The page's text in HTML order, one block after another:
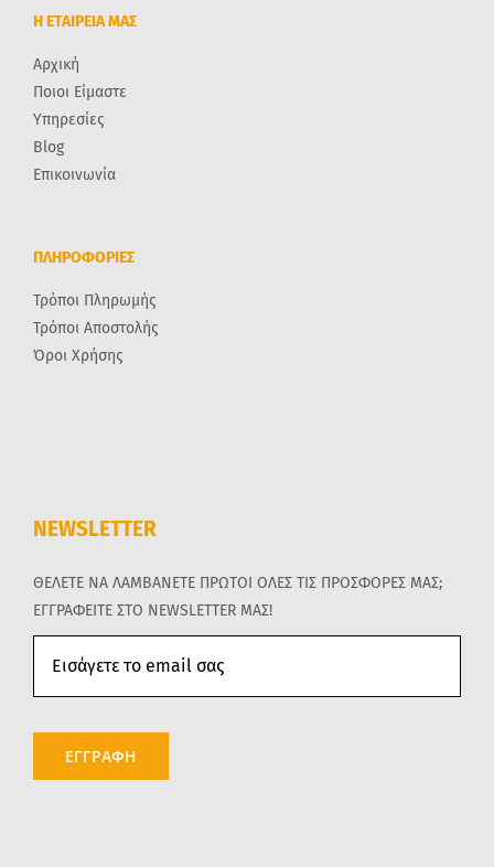
Η ΕΤΑΙΡΕΙΑ ΜΑΣ
Αρχική
Ποιοι Είμαστε
Υπηρεσίες
Blog
Επικοινωνία
ΠΛΗΡΟΦΟΡΙΕΣ
Τρόποι Πληρωμής
Τρόποι Αποστολής
Όροι Χρήσης
NEWSLETTER
ΘΕΛΕΤΕ ΝΑ ΛΑΜΒΑΝΕΤΕ ΠΡΩΤΟΙ ΟΛΕΣ ΤΙΣ ΠΡΟΣΦΟΡΕΣ ΜΑΣ;
ΕΓΓΡΑΦΕΙΤΕ ΣΤΟ NEWSLETTER ΜΑΣ!
ΕΓΓΡΑΦΗ